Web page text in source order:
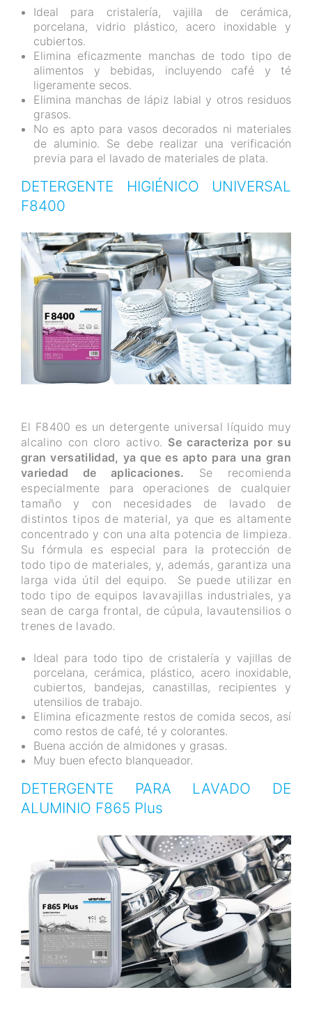
Ideal para cristalería, vajilla de cerámica,
porcelana, vidrio plástico, acero inoxidable y
cubiertos.
Elimina eficazmente manchas de todo tipo de
alimentos y bebidas, incluyendo café y té
ligeramente secos.
Elimina manchas de lápiz labial y otros residuos
grasos.
No es apto para vasos decorados ni materiales
de aluminio. Se debe realizar una verificación
previa para el lavado de materiales de plata.
DETERGENTE HIGIÉNICO UNIVERSAL
F8400
El F8400 es un detergente universal líquido muy
alcalino con cloro activo. Se caracteriza por su
gran versatilidad, ya que es apto para una gran
variedad de aplicaciones. Se recomienda
especialmente para operaciones de cualquier
tamaño y con necesidades de lavado de
distintos tipos de material, ya que es altamente
concentrado y con una alta potencia de limpieza.
Su fórmula es especial para la protección de
todo tipo de materiales, y, además, garantiza una
larga vida útil del equipo. Se puede utilizar en
todo tipo de equipos lavavajillas industriales, ya
sean de carga frontal, de cúpula, lavautensilios o
trenes de lavado.
Ideal para todo tipo de cristalería y vajillas de
porcelana, cerámica, plástico, acero inoxidable,
cubiertos, bandejas, canastillas, recipientes y
utensilios de trabajo.
Elimina eficazmente restos de comida secos, así
como restos de café, té y colorantes.
Buena acción de almidones y grasas.
Muy buen efecto blanqueador.
DETERGENTE PARA LAVADO DE
ALUMINIO F865 Plus